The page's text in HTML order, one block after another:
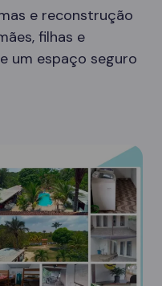
e reconstrução
filhas e
um espaço seguro